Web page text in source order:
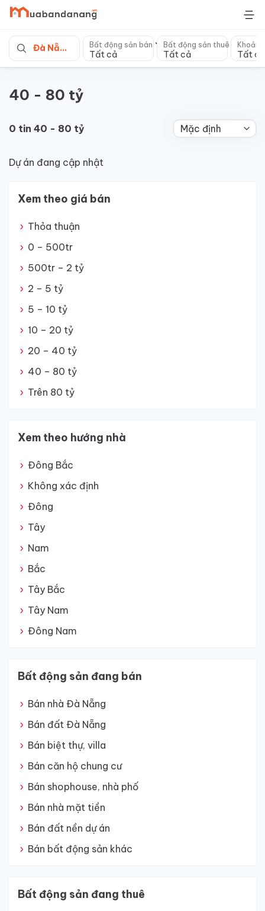
Skip
content
Đà Nẵng Bất động sản bán
Tất cả
Bất động sản thuê
Tất cả Tất cả
40 - 80 tỷ
0 tin 40 - 80 tỷ
Dự án đang cập nhật
Xem theo giá bán
Thỏa thuận
0 – 500tr
500tr – 2 tỷ
2 – 5 tỷ
5 – 10 tỷ
10 – 20 tỷ
20 – 40 tỷ
40 – 80 tỷ
Trên 80 tỷ
Xem theo hướng nhà
Đông Bắc
Không xác định
Đông
Tây
Nam
Bắc
Tây Bắc
Tây Nam
Đông Nam
Bất động sản đang bán
Bán nhà Đà Nẵng
Bán đất Đà Nẵng
Bán biệt thự, villa
Bán căn hộ chung cư
Bán shophouse, nhà phố
Bán nhà mặt tiền
Bán đất nền dự án
Bán bất động sản khác
Bất động sản đang thuê